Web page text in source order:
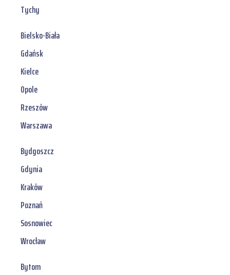
Tychy
Bielsko-Biała
Gdańsk
Kielce
Opole
Rzeszów
Warszawa
Bydgoszcz
Gdynia
Kraków
Poznań
Sosnowiec
Wrocław
Bytom